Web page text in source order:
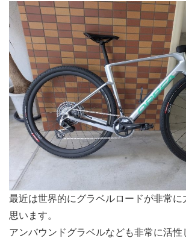
最近は世界的にグラベルロードが非常に
思います。
アンバウンドグラベルなども非常に活性